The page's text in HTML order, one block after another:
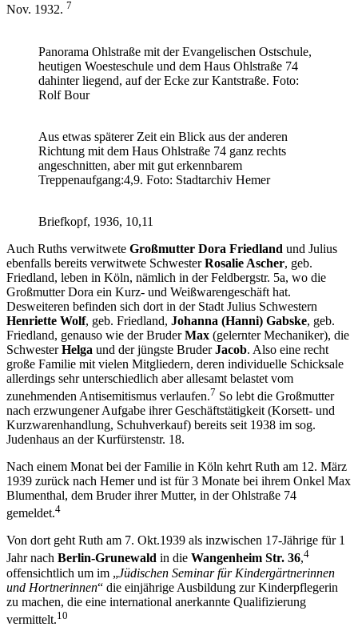
Nov. 1932. 7
Panorama Ohlstraße mit der Evangelischen Ostschule,
heutigen Woesteschule und dem Haus Ohlstraße 74
dahinter liegend, auf der Ecke zur Kantstraße. Foto:
Rolf Bour
Aus etwas späterer Zeit ein Blick aus der anderen
Richtung mit dem Haus Ohlstraße 74 ganz rechts
angeschnitten, aber mit gut erkennbarem
Treppenaufgang:4,9. Foto: Stadtarchiv Hemer
Briefkopf, 1936, 10,11
Auch Ruths verwitwete Großmutter Dora Friedland und Julius
ebenfalls bereits verwitwete SchwesterRosalie Ascher, geb.
Friedland, leben in Köln, nämlich in der Feldbergstr. 5a, wo die
Großmutter Dora ein Kurz- und Weißwarengeschäft hat.
Desweiteren befinden sich dort in der Stadt Julius Schwestern
Henriette Wolf, geb. Friedland, Johanna (Hanni) Gabske, geb.
Friedland, genauso wie der BruderMax (gelernter Mechaniker), die
SchwesterHelga und der jüngste BruderJacob. Also eine recht
große Familie mit vielen Mitgliedern, deren individuelle Schicksale
allerdings sehr unterschiedlich aber allesamt belastet vom
zunehmenden Antisemitismus verlaufen.7 So lebt die Großmutter
nach erzwungener Aufgabe ihrer Geschäftstätigkeit (Korsett- und
Kurzwarenhandlung, Schuhverkauf) bereits seit 1938 im sog.
Judenhaus an der Kurfürstenstr. 18.
Nach einem Monat bei der Familie in Köln kehrt Ruth am 12. März
1939 zurück nach Hemer und ist für 3 Monate bei ihrem Onkel Max
Blumenthal, dem Bruder ihrer Mutter, in der Ohlstraße 74
gemeldet.4
Von dort geht Ruth am 7. Okt.1939 als inzwischen 17-Jährige für 1
Jahr nach Berlin-Grunewald in die Wangenheim Str. 36,4
offensichtlich um im „Jüdischen Seminar für Kindergärtnerinnen
und Hortnerinnen“ die einjährige Ausbildung zur Kinderpflegerin
zu machen, die eine international anerkannte Qualifizierung
vermittelt.10